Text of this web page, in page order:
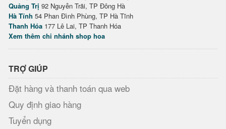
Quảng Trị 92 Nguyễn Trãi, TP Đông Hà
Hà Tĩnh 54 Phan Đình Phùng, TP Hà Tĩnh
Thanh Hóa 177 Lê Lai, TP Thanh Hóa
Xem thêm chi nhánh shop hoa
TRỢ GIÚP
Đặt hàng và thanh toán qua web
Quy định giao hàng
Tuyển dụng